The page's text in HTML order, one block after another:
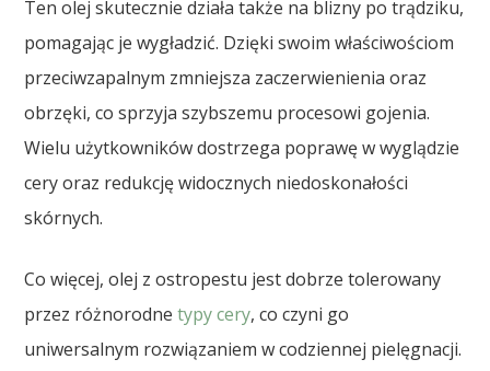
Ten olej skutecznie działa także na blizny po trądziku,
pomagając je wygładzić. Dzięki swoim właściwościom
przeciwzapalnym zmniejsza zaczerwienienia oraz
obrzęki, co sprzyja szybszemu procesowi gojenia.
Wielu użytkowników dostrzega poprawę w wyglądzie
cery oraz redukcję widocznych niedoskonałości
skórnych.
Co więcej, olej z ostropestu jest dobrze tolerowany
przez różnorodnetypy cery, co czyni go
uniwersalnym rozwiązaniem w codziennej pielęgnacji.